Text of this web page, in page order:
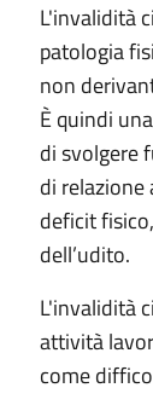
L'invalidità
patologia
non
Èquindi
disvolgere
di relazione
deficit
dell’udito.
L'invalidità
attività
come